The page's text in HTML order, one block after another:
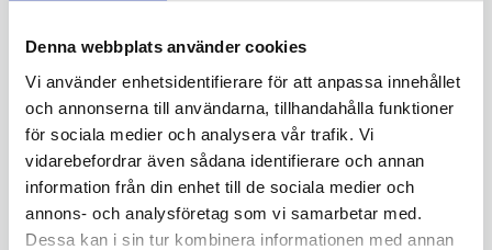
Denna webbplats använder cookies
Vi använder enhetsidentifierare för att anpassa innehållet
och annonserna till användarna, tillhandahålla funktioner
för sociala medier och analysera vår trafik. Vi
vidarebefordrar även sådana identifierare och annan
information från din enhet till de sociala medier och
annons- och analysföretag som vi samarbetar med.
Dessa kan i sin tur kombinera informationen med annan
E-postadress
Lösenord
Bekräfta
lösenord